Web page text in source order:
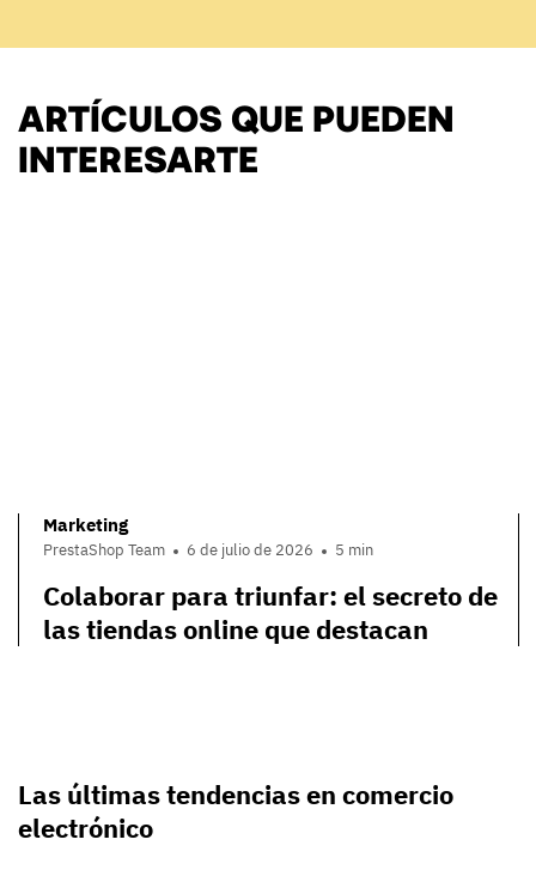
ARTÍCULOS QUE PUEDEN
INTERESARTE
Marketing
PrestaShop Team 6 de julio de 2026 5 min
Colaborar para triunfar: el secreto de
las tiendas online que destacan
Las últimas tendencias en comercio
electrónico